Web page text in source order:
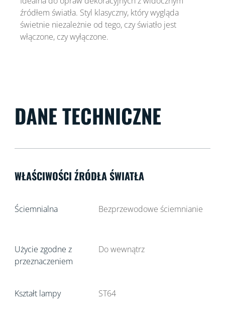
źródłem światła. Styl klasyczny, który wygląda
świetnie niezależnie od tego, czy światło jest
włączone, czy wyłączone.
DANE TECHNICZNE
WŁAŚCIWOŚCI ŹRÓDŁA ŚWIATŁA
Ściemnialna Bezprzewodowe ściemnianie
Użycie zgodne z
przeznaczeniem
Do wewnątrz
Kształt lampy ST64